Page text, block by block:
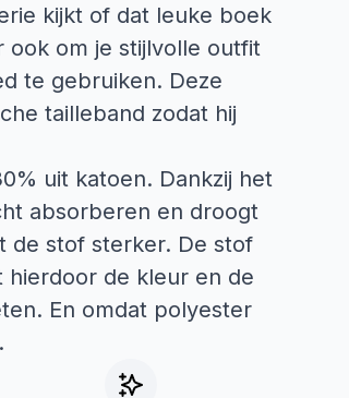
kijkt of dat leuke boek
ook om je stijlvolle outfit
te gebruiken. Deze
tailleband zodat hij
uit katoen. Dankzij het
absorberen en droogt
de stof sterker. De stof
de kleur en de
En omdat polyester